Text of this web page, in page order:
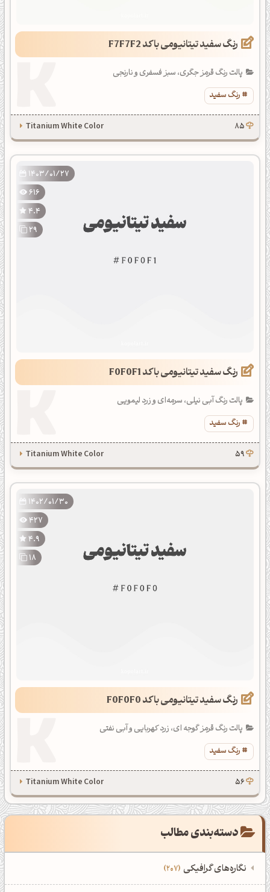
رنگ سفید تیتانیومی با کد F7F7F2
پالت رنگ قرمز جگری، سبز فسفری و نارنجی
رنگ سفید
85
Titanium White Color
1403/01/27
616
4.4
29
رنگ سفید تیتانیومی با کد F0F0F1
پالت رنگ آبی نیلی، سرمه‌ای و زرد لیمویی
رنگ سفید
59
Titanium White Color
1402/01/30
427
4.9
18
رنگ سفید تیتانیومی با کد F0F0F0
پالت رنگ قرمز گوجه ای، زرد کهربایی و آبی نفتی
رنگ سفید
56
Titanium White Color
دسته‌بندی مطالب
نگاره‌های گرافیکی 207